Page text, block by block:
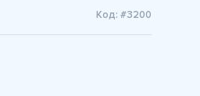
Код: #3200